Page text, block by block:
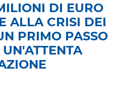
DI EURO
ALLA CRISI DEI
PRIMO PASSO